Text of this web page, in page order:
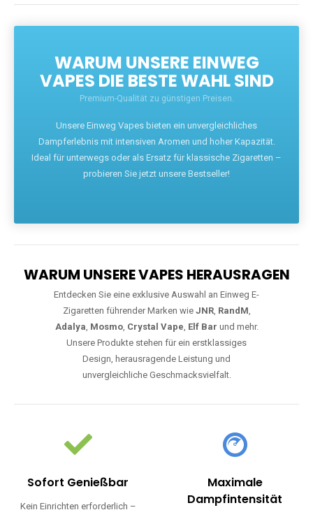
WARUM UNSERE EINWEG
VAPES DIE BESTE WAHL SIND
Premium-Qualität zu günstigen Preisen.
Unsere Einweg Vapes bieten ein unvergleichliches
Dampferlebnis mit intensiven Aromen und hoher Kapazität.
Ideal für unterwegs oder als Ersatz für klassische Zigaretten –
probieren Sie jetzt unsere Bestseller!
WARUM UNSERE VAPES HERAUSRAGEN
Entdecken Sie eine exklusive Auswahl an Einweg E-
Zigaretten führender Marken wie JNR, RandM,
Adalya, Mosmo, Crystal Vape, Elf Bar und mehr.
Unsere Produkte stehen für ein erstklassiges
Design, herausragende Leistung und
unvergleichliche Geschmacksvielfalt.
Sofort Genießbar
Kein Einrichten erforderlich –
Maximale
Dampfintensität